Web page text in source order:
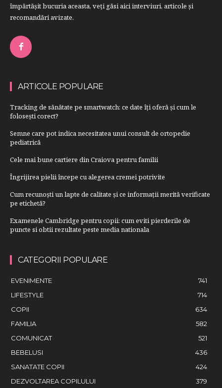
împărtăşit bucuria aceasta, veți găsi aici interviuri, articole şi
recomandări avizate.
ARTICOLE POPULARE
Tracking de sănătate pe smartwatch: ce date îți oferă și cum le
folosești corect?
Semne care pot indica necesitatea unui consult de ortopedie
pediatrică
Cele mai bune cartiere din Craiova pentru familii
Îngrijirea pielii începe cu alegerea cremei potrivite
Cum recunoști un lapte de calitate și ce informații merită verificate
pe etichetă?
Examenele Cambridge pentru copii: cum eviti pierderile de
puncte si obtii rezultate peste media nationala
CATEGORII POPULARE
EVENIMENTE
741
LIFESTYLE
714
COPII
634
FAMILIA
582
COMUNICAT
521
BEBELUSI
436
SANATATE COPII
424
DEZVOLTAREA COPILULUI
379